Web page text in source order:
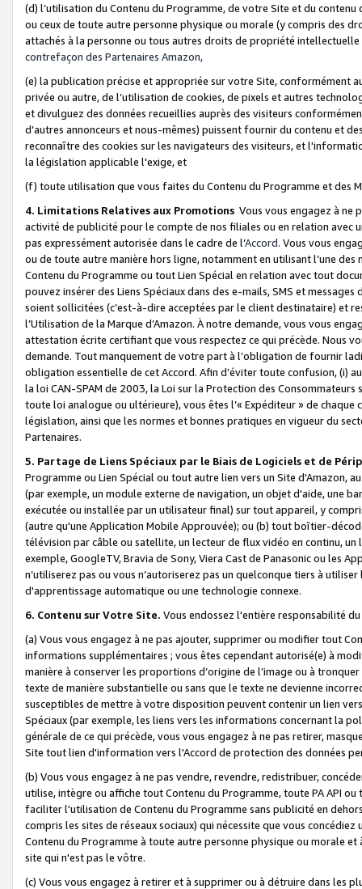
(d) l’utilisation du Contenu du Programme, de votre Site et du
ou ceux de toute autre personne physique ou morale (y compris des
attachés à la personne ou tous autres droits de propriété
contrefaçon des Partenaires Amazon,
(e) la publication précise et appropriée sur votre Site, conformément
privée ou autre, de l’utilisation de cookies, de pixels et autres
et divulguez des données recueillies auprès des visiteurs
d’autres annonceurs et nous-mêmes) puissent fournir du contenu et
reconnaître des cookies sur les navigateurs des visiteurs, et
la législation applicable l'exige, et
(f) toute utilisation que vous faites du Contenu du Programme et des
4. Limitations Relatives aux Promotions Vous vous engagez à ne
activité de publicité pour le compte de nos filiales ou en relation avec
pas expressément autorisée dans le cadre de l’Accord. Vous vous
ou de toute autre manière hors ligne, notamment en utilisant l’une
Contenu du Programme ou tout Lien Spécial en relation avec tout
pouvez insérer des Liens Spéciaux dans des e-mails, SMS et
soient sollicitées (c’est-à-dire acceptées par le client destinataire) et
l’Utilisation de la Marque d’Amazon. À notre demande, vous vous
attestation écrite certifiant que vous respectez ce qui précède. Nous
demande. Tout manquement de votre part à l’obligation de fournir
obligation essentielle de cet Accord. Afin d’éviter toute confusion, (i)
la loi CAN-SPAM de 2003, la Loi sur la Protection des
toute loi analogue ou ultérieure), vous êtes l’« Expéditeur » de
législation, ainsi que les normes et bonnes pratiques en vigueur du
Partenaires.
5. Partage de Liens Spéciaux par le Biais de Logiciels et de
Programme ou Lien Spécial ou tout autre lien vers un Site d'Amazon,
(par exemple, un module externe de navigation, un objet d'aide, une
exécutée ou installée par un utilisateur final) sur tout appareil, y
(autre qu'une Application Mobile Approuvée); ou (b) tout boîtier-
télévision par câble ou satellite, un lecteur de flux vidéo en continu,
exemple, GoogleTV, Bravia de Sony, Viera Cast de Panasonic ou les
n’utiliserez pas ou vous n’autoriserez pas un quelconque tiers à
d'apprentissage automatique ou une technologie connexe.
6. Contenu sur Votre Site. Vous endossez l'entière responsabilité
(a) Vous vous engagez à ne pas ajouter, supprimer ou modifier tout
informations supplémentaires ; vous êtes cependant autorisé(e) à
manière à conserver les proportions d’origine de l’image ou à
texte de manière substantielle ou sans que le texte ne devienne
susceptibles de mettre à votre disposition peuvent contenir un lien
Spéciaux (par exemple, les liens vers les informations concernant la
générale de ce qui précède, vous vous engagez à ne pas retirer,
Site tout lien d'information vers l'Accord de protection des données
(b) Vous vous engagez à ne pas vendre, revendre, redistribuer,
utilise, intègre ou affiche tout Contenu du Programme, toute PA API
faciliter l'utilisation de Contenu du Programme sans publicité en
compris les sites de réseaux sociaux) qui nécessite que vous
Contenu du Programme à toute autre personne physique ou morale
site qui n'est pas le vôtre.
(c) Vous vous engagez à retirer et à supprimer ou à détruire dans les